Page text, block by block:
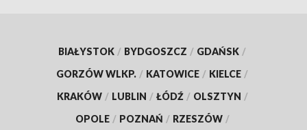
BIAŁYSTOK / BYDGOSZCZ / GDAŃSK /
GORZÓW WLKP. / KATOWICE / KIELCE /
KRAKÓW / LUBLIN / ŁÓDŹ / OLSZTYN /
OPOLE / POZNAŃ / RZESZÓW /